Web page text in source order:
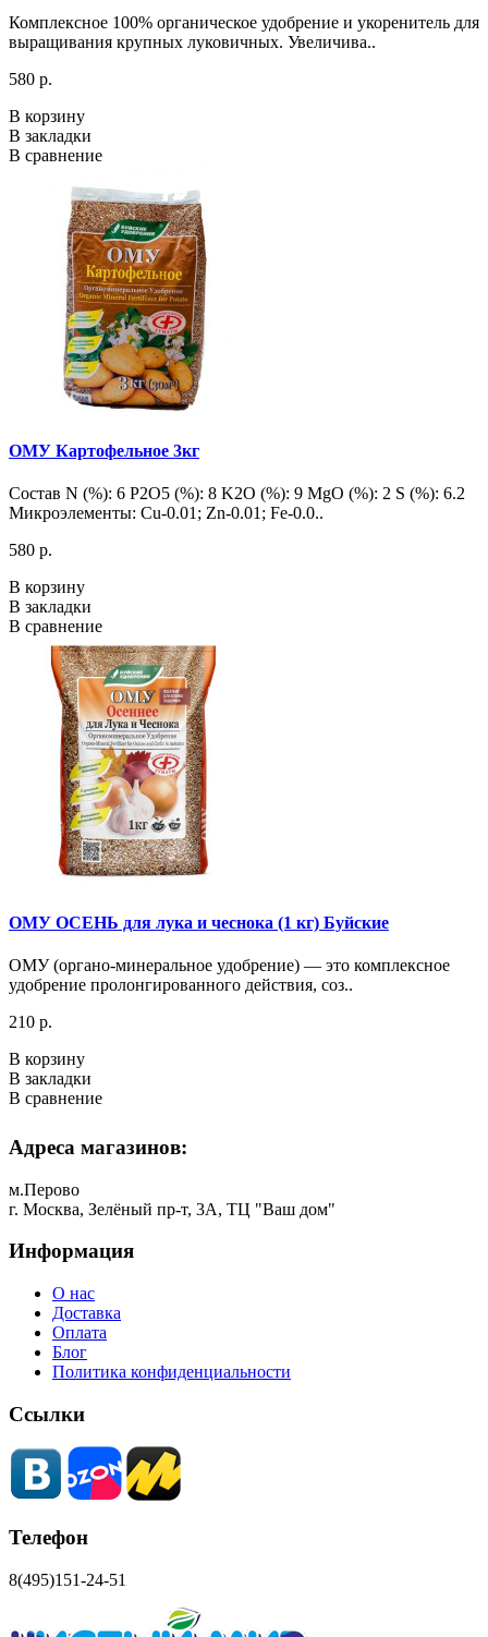
Комплексное 100% органическое удобрение и укоренитель для
выращивания крупных луковичных. Увеличива..
580 р.
В корзину
В закладки
В сравнение
ОМУ Картофельное 3кг
Состав N (%): 6 P2O5 (%): 8 K2O (%): 9 MgO (%): 2 S (%): 6.2
Микроэлементы: Cu-0.01; Zn-0.01; Fe-0.0..
580 р.
В корзину
В закладки
В сравнение
ОМУ ОСЕНЬ для лука и чеснока (1 кг) Буйские
ОМУ (органо-минеральное удобрение) — это комплексное
удобрение пролонгированного действия, соз..
210 р.
В корзину
В закладки
В сравнение
Адреса магазинов:
м.Перово
г. Москва, Зелёный пр-т, 3А, ТЦ "Ваш дом"
Информация
О нас
Доставка
Оплата
Блог
Политика конфиденциальности
Ссылки
Телефон
8(495)151-24-51